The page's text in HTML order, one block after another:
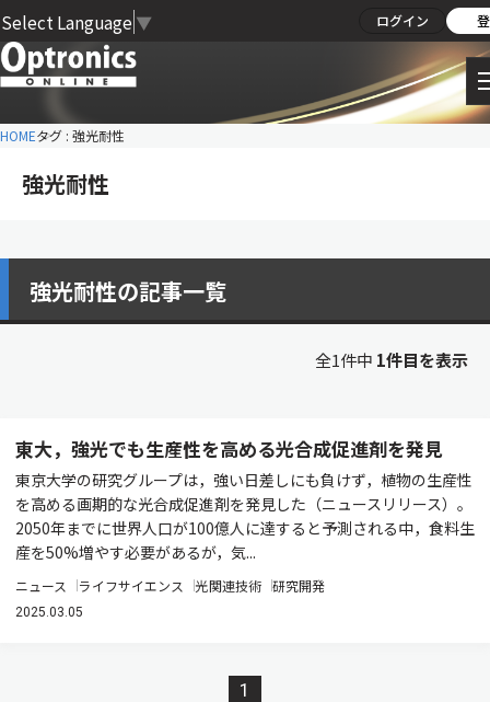
Select Language ▼ ログイン
HOMEタグ : 強光耐性
強光耐性
強光耐性の記事一覧
全1件中 1件目を表示
東大，強光でも生産性を高める光合成促進剤を発見
東京大学の研究グループは，強い日差しにも負けず，植物の生産性
を高める画期的な光合成促進剤を発見した（ニュースリリース）。
2050年までに世界人口が100億人に達すると予測される中，食料生
産を50%増やす必要があるが，気...
ニュース ライフサイエンス 光関連技術 研究開発
2025.03.05
1